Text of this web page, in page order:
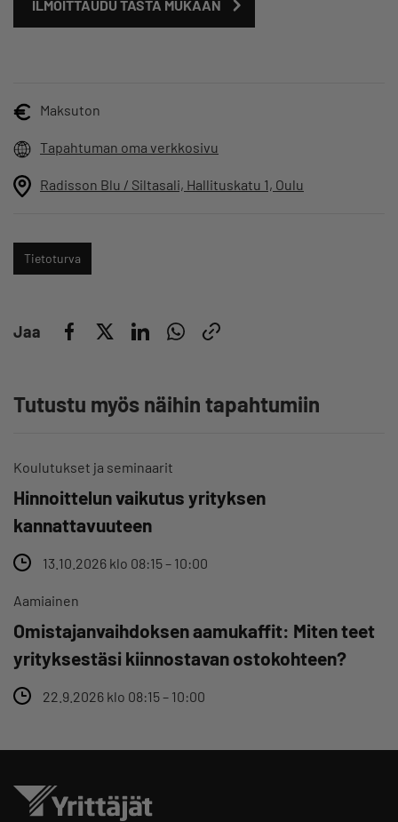
ILMOITTAUDU TÄSTÄ MUKAAN
Maksuton
Tapahtuman oma verkkosivu
Radisson Blu / Siltasali, Hallituskatu 1, Oulu
Tietoturva
Jaa
Tutustu myös näihin tapahtumiin
Koulutukset ja seminaarit
Hinnoittelun vaikutus yrityksen
kannattavuuteen
13.10.2026 klo 08:15 – 10:00
Aamiainen
Omistajanvaihdoksen aamukaffit: Miten teet
yrityksestäsi kiinnostavan ostokohteen?
22.9.2026 klo 08:15 – 10:00